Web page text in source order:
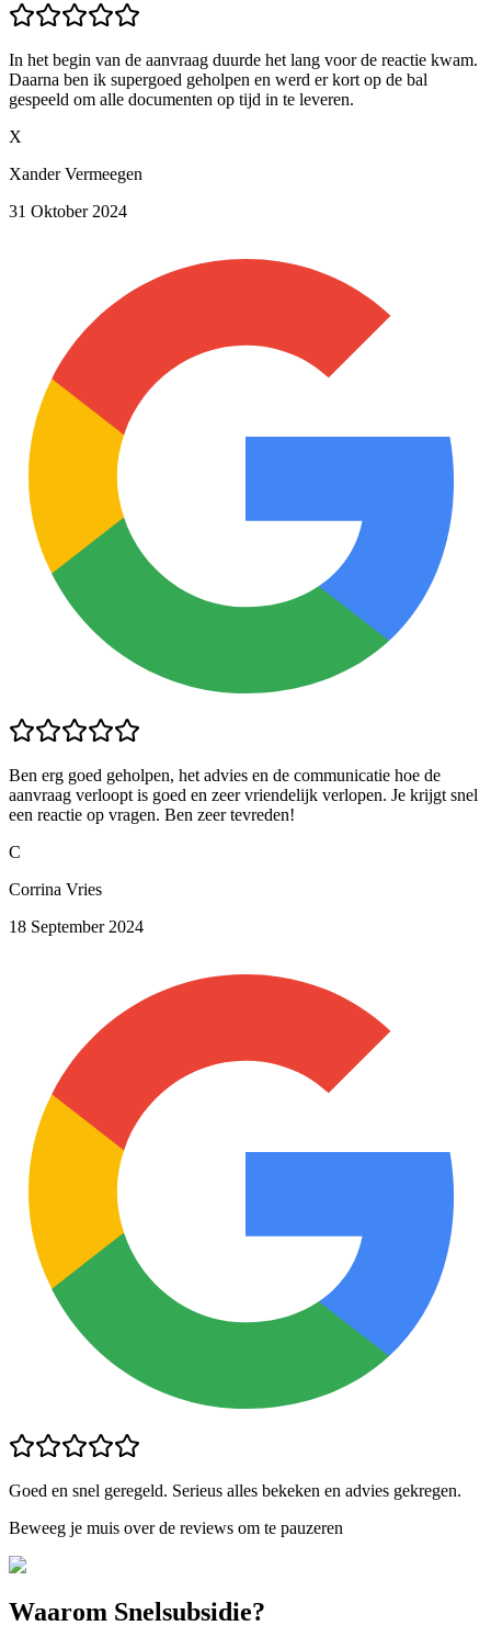
In het begin van de aanvraag duurde het lang voor de reactie kwam.
Daarna ben ik supergoed geholpen en werd er kort op de bal
gespeeld om alle documenten op tijd in te leveren.
X
Xander Vermeegen
31 Oktober 2024
Ben erg goed geholpen, het advies en de communicatie hoe de
aanvraag verloopt is goed en zeer vriendelijk verlopen. Je krijgt snel
een reactie op vragen. Ben zeer tevreden!
C
Corrina Vries
18 September 2024
Goed en snel geregeld. Serieus alles bekeken en advies gekregen.
Beweeg je muis over de reviews om te pauzeren
Waarom Snelsubsidie?